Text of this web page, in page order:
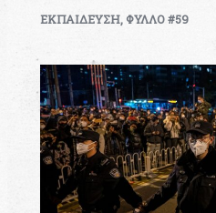
ΕΚΠΑΙΔΕΥΣΗ, ΦΥΛΛΟ #59